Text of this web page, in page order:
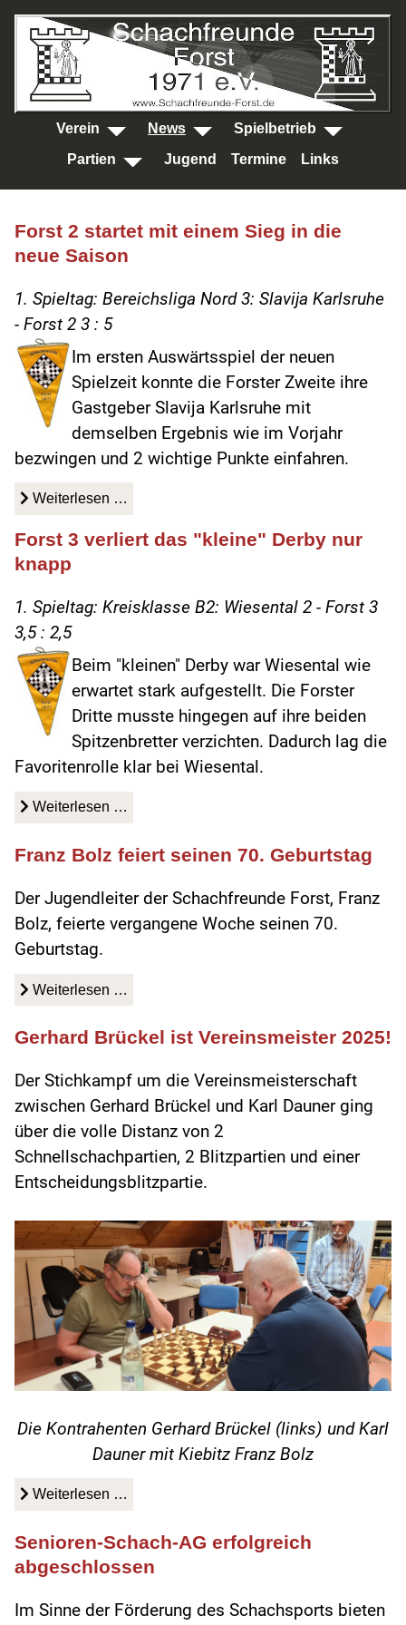
SKIP TO MAIN CONTENT
Verein News
Spielbetrieb
Partien
Jugend Termine Links
Forst 2 startet mit einem Sieg in die
neue Saison
1. Spieltag: Bereichsliga Nord 3: Slavija Karlsruhe
- Forst 2 3 : 5
Im ersten Auswärtsspiel der neuen
Spielzeit konnte die Forster Zweite ihre
Gastgeber Slavija Karlsruhe mit
demselben Ergebnis wie im Vorjahr
bezwingen und 2 wichtige Punkte einfahren.
Weiterlesen …
Forst 3 verliert das "kleine" Derby nur
knapp
1. Spieltag: Kreisklasse B2: Wiesental 2 - Forst 3
3,5 : 2,5
Beim "kleinen" Derby war Wiesental wie
erwartet stark aufgestellt. Die Forster
Dritte musste hingegen auf ihre beiden
Spitzenbretter verzichten. Dadurch lag die
Favoritenrolle klar bei Wiesental.
Weiterlesen …
Franz Bolz feiert seinen 70. Geburtstag
Der Jugendleiter der Schachfreunde Forst, Franz
Bolz, feierte vergangene Woche seinen 70.
Geburtstag.
Weiterlesen …
Gerhard Brückel ist Vereinsmeister 2025!
Der Stichkampf um die Vereinsmeisterschaft
zwischen Gerhard Brückel und Karl Dauner ging
über die volle Distanz von 2
Schnellschachpartien, 2 Blitzpartien und einer
Entscheidungsblitzpartie.
Die Kontrahenten Gerhard Brückel (links) und Karl
Dauner mit Kiebitz Franz Bolz
Weiterlesen …
Senioren-Schach-AG erfolgreich
abgeschlossen
Im Sinne der Förderung des Schachsports bieten